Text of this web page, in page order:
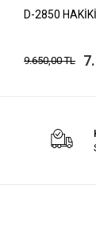
D-2850
9.650,00 TL